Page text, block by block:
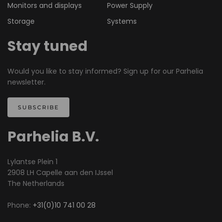
Monitors and displays
Power Supply
Storage
Systems
Stay tuned
Would you like to stay informed? Sign up for our Parhelia
newsletter.
SUBSCRIBE
Parhelia B.V.
Lylantse Plein 1
2908 LH Capelle aan den IJssel
The Netherlands
Phone: +31(0)10 741 00 28